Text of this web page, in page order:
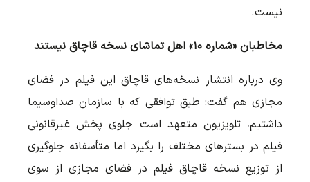
نیست.
مخاطبان «شماره ۱۰» اهل تماشای نسخه قاچاق نیستند
وی درباره انتشار نسخه‌های قاچاق این فیلم در فضای
مجازی هم گفت: طبق توافقی که با سازمان صداوسیما
داشتیم، تلویزیون متعهد است جلوی پخش غیرقانونی
فیلم در بسترهای مختلف را بگیرد اما متأسفانه جلوگیری
از توزیع نسخه قاچاق فیلم در فضای مجازی از سوی